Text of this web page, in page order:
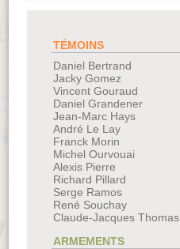
TÉMOINS
Daniel Bertrand
Jacky Gomez
Vincent Gouraud
Daniel Grandener
Jean-Marc Hays
André Le Lay
Franck Morin
Michel Ourvouai
Alexis Pierre
Richard Pillard
Serge Ramos
René Souchay
Claude-Jacques Thomas
ARMEMENTS